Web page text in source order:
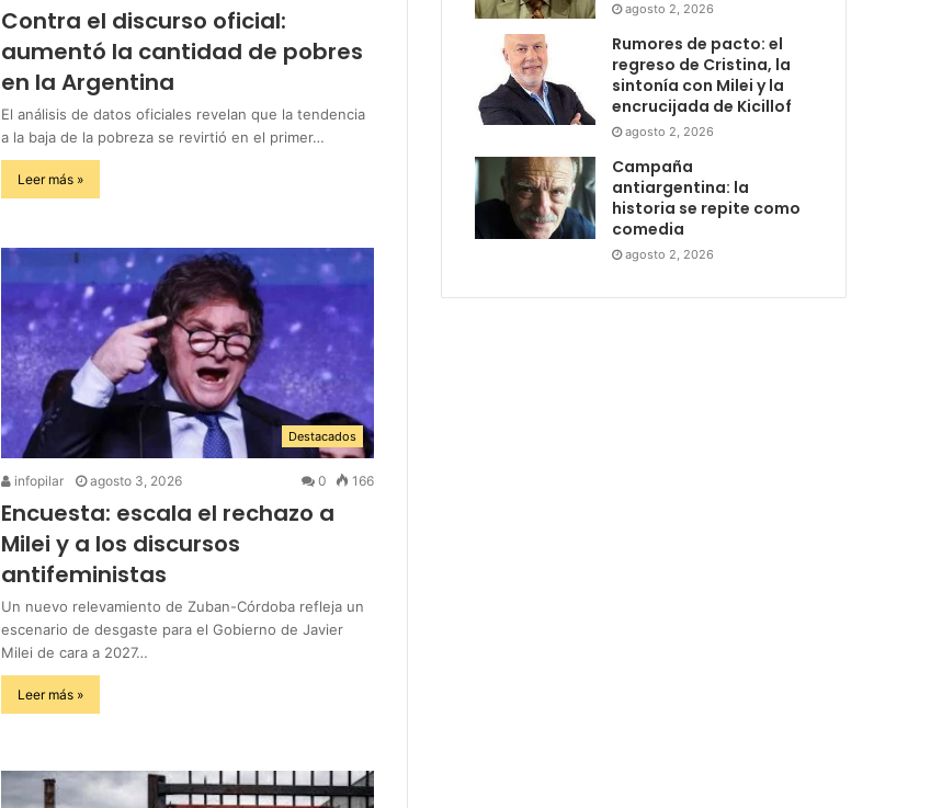
Contra el discurso oficial:
aumentó la cantidad de pobres
en la Argentina
El análisis de datos oficiales revelan que la tendencia
a la baja de la pobreza se revirtió en el primer…
Leer más »
Destacados
infopilar agosto 3, 2026 0 166
Encuesta: escala el rechazo a
Milei y a los discursos
antifeministas
Un nuevo relevamiento de Zuban-Córdoba refleja un
escenario de desgaste para el Gobierno de Javier
Milei de cara a 2027…
Leer más »
agosto 2, 2026
Rumores de pacto: el
regreso de Cristina, la
sintonía con Milei y la
encrucijada de Kicillof
agosto 2, 2026
Campaña
antiargentina: la
historia se repite como
comedia
agosto 2, 2026